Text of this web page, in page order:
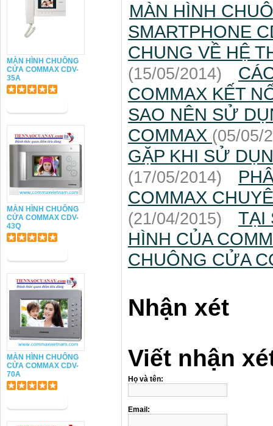
MÀN HÌNH CHUÔNG
CỬA COMMAX CDV-
35A
MÀN HÌNH CHUÔNG
CỬA COMMAX CDV-
43Q
MÀN HÌNH CHUÔNG
CỬA COMMAX CDV-
70A
MÀN HÌNH
SMARTPHONE
CHUNG VỀ HỆ
(15/05/2014)
COMMAX KẾT
SAO NÊN SỬ
COMMAX (05/05/
GẶP KHI SỬ
(17/05/2014)
COMMAX
(21/04/2015)
TẠI
HÌNH CỦA
CHUÔNG CỬA
Nhận xét
Viết nhận
Họ và tên:
Email: